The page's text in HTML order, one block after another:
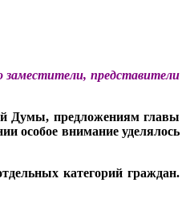
заместители, представители
Думы, предложениям главы
особое внимание уделялось
категорий граждан.